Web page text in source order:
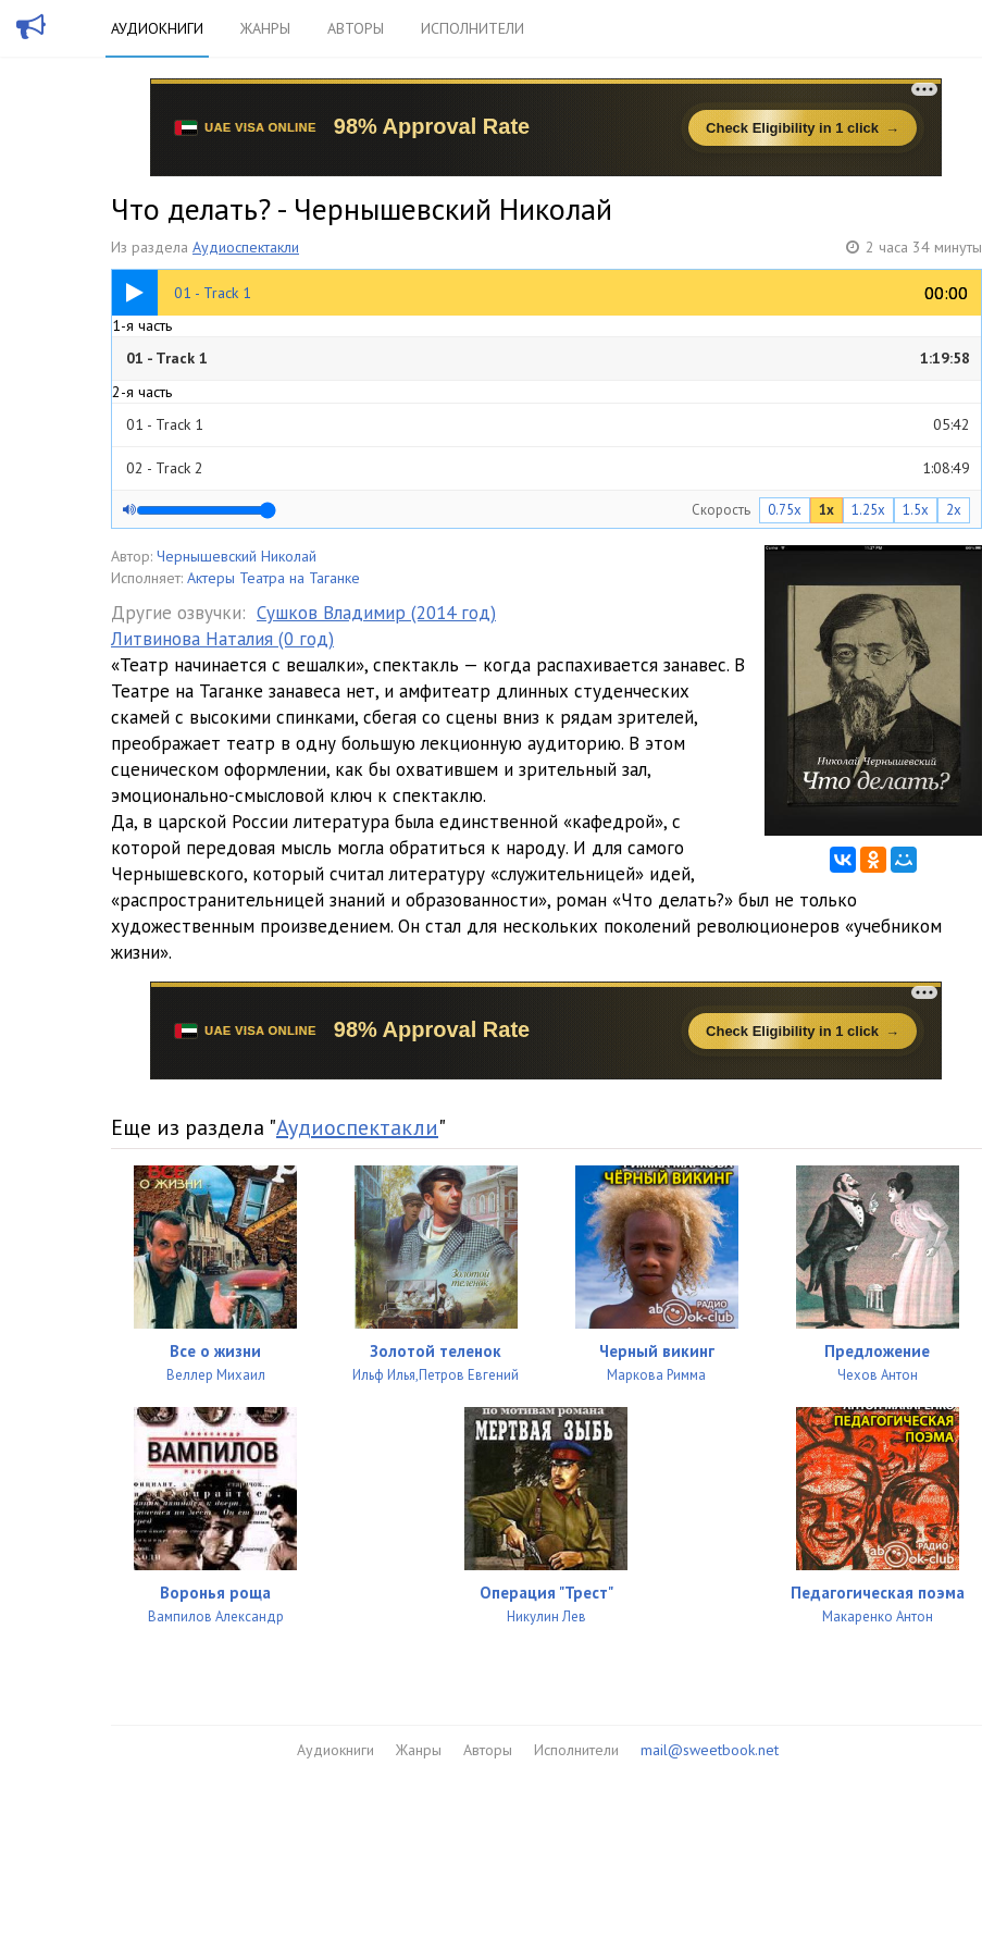
АУДИОКНИГИ ЖАНРЫ АВТОРЫ ИСПОЛНИТЕЛИ
Что делать? - Чернышевский Николай
Из раздела Аудиоспектакли 2 часа 34 минуты
01 - Track 1 00:00
00:00
1:19:58
1-я часть
01 - Track 1
1:19:58
2-я часть
01 - Track 1
05:42
02 - Track 2 1:08:49
Скорость 0.75x 1x 1.25x 1.5x 2x
Автор: Чернышевский Николай
Исполняет: Актеры Театра на Таганке
Другие озвучки: Сушков Владимир (2014 год)
Литвинова Наталия (0 год)
«Театр начинается с вешалки», спектакль — когда распахивается занавес. В
Театре на Таганке занавеса нет, и амфитеатр длинных студенческих
скамей с высокими спинками, сбегая со сцены вниз к рядам зрителей,
преображает театр в одну большую лекционную аудиторию. В этом
сценическом оформлении, как бы охватившем и зрительный зал,
эмоционально-смысловой ключ к спектаклю.
Да, в царской России литература была единственной «кафедрой», с
которой передовая мысль могла обратиться к народу. И для самого
Чернышевского, который считал литературу «служительницей» идей,
«распространительницей знаний и образованности», роман «Что делать?» был не только
художественным произведением. Он стал для нескольких поколений революционеров «учебником
жизни».
Еще из раздела "Аудиоспектакли"
Все о жизни
Веллер Михаил
Золотой теленок
Ильф Илья,Петров Евгений
Черный викинг
Маркова Римма
Предложение
Чехов Антон
Воронья роща
Вампилов Александр
Операция "Трест"
Никулин Лев
Педагогическая поэма
Макаренко Антон
Аудиокниги Жанры Авторы Исполнители mail@sweetbook.net